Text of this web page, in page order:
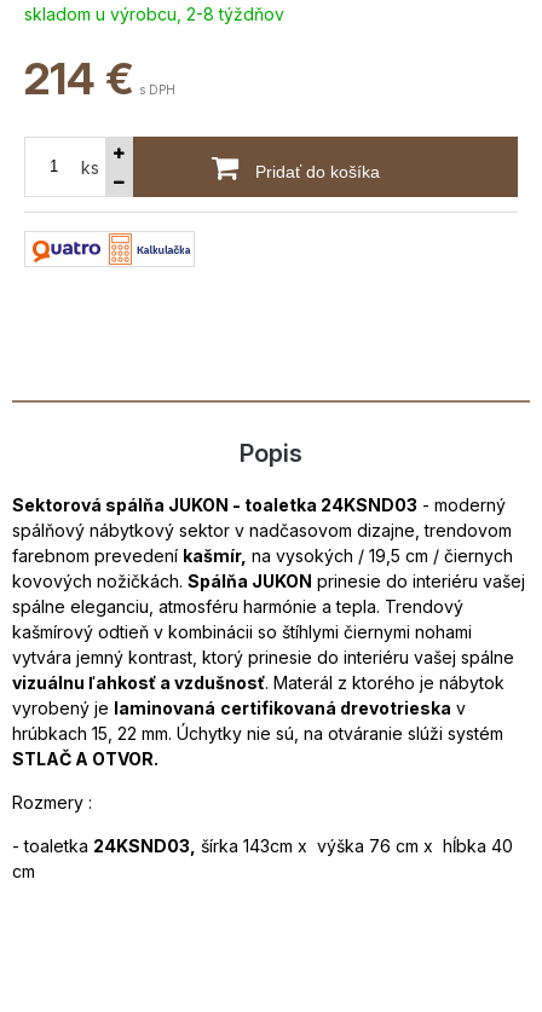
skladom u výrobcu, 2-8 týždňov
214 € s DPH
ks Pridať do košíka
Popis
Sektorová spálňa JUKON - toaletka 24KSND03 - moderný
spálňový nábytkový sektor v nadčasovom dizajne, trendovom
farebnom prevedení kašmír, na vysokých / 19,5 cm / čiernych
kovových nožičkách. Spálňa JUKON prinesie do interiéru vašej
spálne eleganciu, atmosféru harmónie a tepla. Trendový
kašmírový odtieň v kombinácii so štíhlymi čiernymi nohami
vytvára jemný kontrast, ktorý prinesie do interiéru vašej spálne
vizuálnu ľahkosť a vzdušnosť. Materál z ktorého je nábytok
vyrobený je laminovaná certifikovaná drevotrieska v
hrúbkach 15, 22 mm. Úchytky nie sú, na otváranie slúži systém
STLAČ A OTVOR.
Rozmery :
- toaletka 24KSND03,
šírka 143cm x výška 76 cm x hĺbka 40
cm